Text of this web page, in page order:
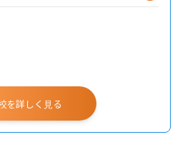
を詳しく見る